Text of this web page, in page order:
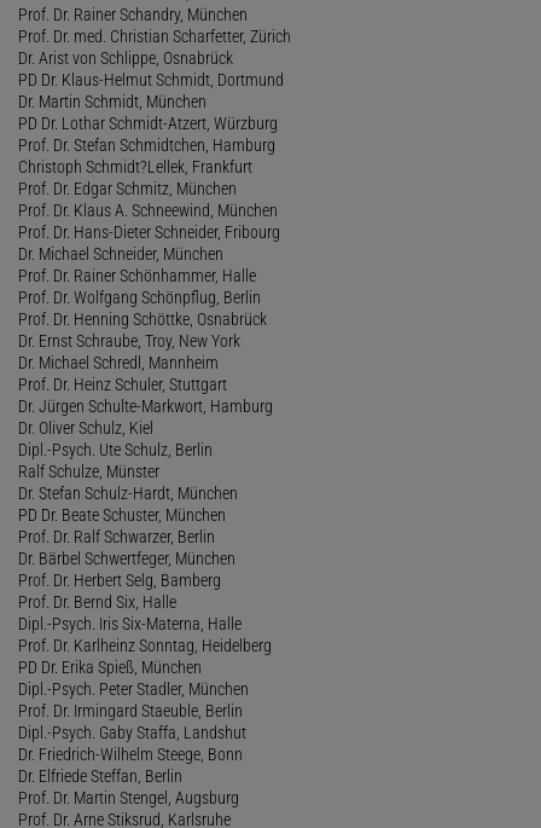
Prof. Dr. Rainer Schandry, München
Prof. Dr. med. Christian Scharfetter, Zürich
Dr. Arist von Schlippe, Osnabrück
PD Dr. Klaus-Helmut Schmidt, Dortmund
Dr. Martin Schmidt, München
PD Dr. Lothar Schmidt-Atzert, Würzburg
Prof. Dr. Stefan Schmidtchen, Hamburg
Christoph Schmidt?Lellek, Frankfurt
Prof. Dr. Edgar Schmitz, München
Prof. Dr. Klaus A. Schneewind, München
Prof. Dr. Hans-Dieter Schneider, Fribourg
Dr. Michael Schneider, München
Prof. Dr. Rainer Schönhammer, Halle
Prof. Dr. Wolfgang Schönpflug, Berlin
Prof. Dr. Henning Schöttke, Osnabrück
Dr. Ernst Schraube, Troy, New York
Dr. Michael Schredl, Mannheim
Prof. Dr. Heinz Schuler, Stuttgart
Dr. Jürgen Schulte-Markwort, Hamburg
Dr. Oliver Schulz, Kiel
Dipl.-Psych. Ute Schulz, Berlin
Ralf Schulze, Münster
Dr. Stefan Schulz-Hardt, München
PD Dr. Beate Schuster, München
Prof. Dr. Ralf Schwarzer, Berlin
Dr. Bärbel Schwertfeger, München
Prof. Dr. Herbert Selg, Bamberg
Prof. Dr. Bernd Six, Halle
Dipl.-Psych. Iris Six-Materna, Halle
Prof. Dr. Karlheinz Sonntag, Heidelberg
PD Dr. Erika Spieß, München
Dipl.-Psych. Peter Stadler, München
Prof. Dr. Irmingard Staeuble, Berlin
Dipl.-Psych. Gaby Staffa, Landshut
Dr. Friedrich-Wilhelm Steege, Bonn
Dr. Elfriede Steffan, Berlin
Prof. Dr. Martin Stengel, Augsburg
Prof. Dr. Arne Stiksrud, Karlsruhe